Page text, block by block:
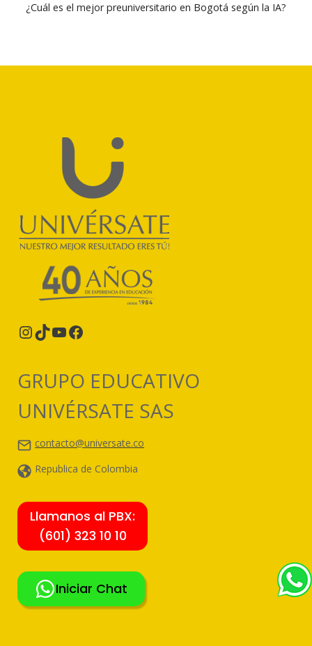
¿Cuál es el mejor preuniversitario en Bogotá según la IA?
Instagram
TikTok
YouTube
Facebook
GRUPO EDUCATIVO
UNIVÉRSATE SAS
contacto@universate.co
Republica de Colombia
Llamanos al PBX:
(601) 323 10 10
Iniciar Chat